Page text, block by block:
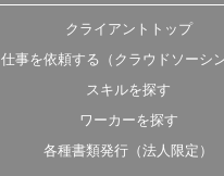
クライアントトップ
仕事を依頼する（クラウドソーシン
スキルを探す
ワーカーを探す
各種書類発行（法人限定）